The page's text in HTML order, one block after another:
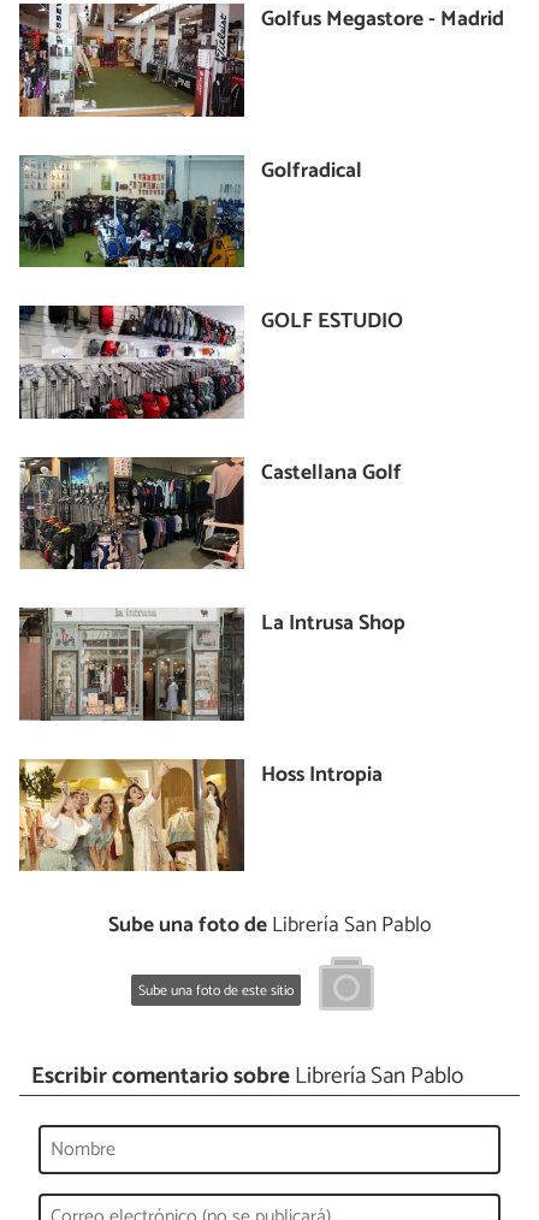
Golfus Megastore - Madrid
Golfradical
GOLF ESTUDIO
Castellana Golf
La Intrusa Shop
Hoss Intropia
Sube una foto deLibrería San Pablo
Sube una foto de este sitio
Escribir comentario sobreLibrería San Pablo